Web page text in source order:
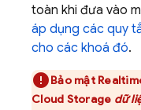
toàn khi đưa vào
áp dụng các quy
cho các khoá đó.
Bảo mật
Cloud Storage dữ